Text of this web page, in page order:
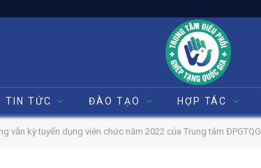
TIN TỨC ĐÀO TẠO HỢP TÁC
vẫn kỳ tuyển dụng viên chức năm 2022 của Trung tâm ĐPGTQG